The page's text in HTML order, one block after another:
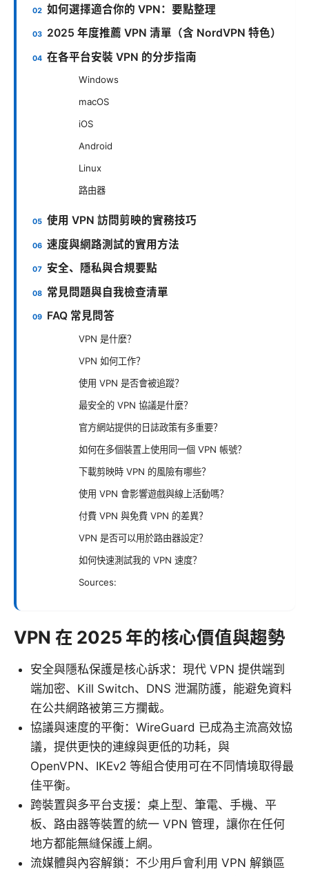
如何選擇適合你的 VPN：要點整理
2025 年度推薦 VPN 清單（含 NordVPN 特色）
在各平台安裝 VPN 的分步指南
Windows
macOS
iOS
Android
Linux
路由器
使用 VPN 訪問剪映的實務技巧
速度與網路測試的實用方法
安全、隱私與合規要點
常見問題與自我檢查清單
FAQ 常見問答
VPN 是什麼？
VPN 如何工作？
使用 VPN 是否會被追蹤？
最安全的 VPN 協議是什麼？
官方網站提供的日誌政策有多重要？
如何在多個裝置上使用同一個 VPN 帳號？
下載剪映時 VPN 的風險有哪些？
使用 VPN 會影響遊戲與線上活動嗎？
付費 VPN 與免費 VPN 的差異？
VPN 是否可以用於路由器設定？
如何快速測試我的 VPN 速度？
Sources:
VPN 在 2025 年的核心價值與趨勢
安全與隱私保護是核心訴求：現代 VPN 提供端到
端加密、Kill Switch、DNS 泄漏防護，能避免資料
在公共網路被第三方攔截。
協議與速度的平衡：WireGuard 已成為主流高效協
議，提供更快的連線與更低的功耗，與
OpenVPN、IKEv2 等組合使用可在不同情境取得最
佳平衡。
跨裝置與多平台支援：桌上型、筆電、手機、平
板、路由器等裝置的統一 VPN 管理，讓你在任何
地方都能無縫保護上網。
流媒體與內容解鎖：不少用戶會利用 VPN 解鎖區